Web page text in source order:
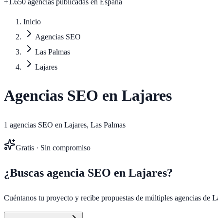
+1.650 agencias publicadas en España
Inicio
Agencias SEO
Las Palmas
Lajares
Agencias SEO en Lajares
1 agencias SEO en Lajares, Las Palmas
Gratis · Sin compromiso
¿Buscas agencia SEO en Lajares?
Cuéntanos tu proyecto y recibe propuestas de múltiples agencias de